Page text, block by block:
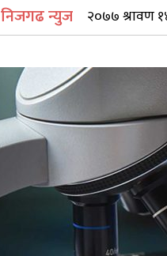
निजगढ न्युज २०७७ श्रावण